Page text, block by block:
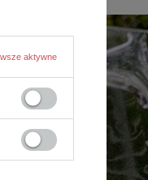
aktywne